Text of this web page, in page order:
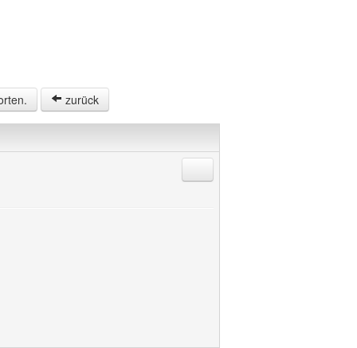
zurück